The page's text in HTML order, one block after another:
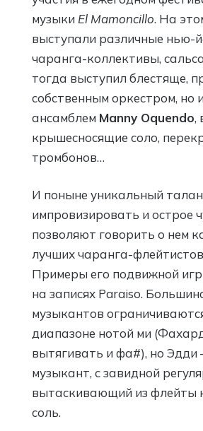
музыки El Mamoncillo. На
выступали различные нью-
чаранга-коллективы,
тогда выступил блестяще,
собственным оркестром, но
ансамблем Manny Oquendo,
крышесносящие соло,
тромбонов…
И поныне уникальный
импровизировать и острое
позволяют говорить о нем
лучших чаранга-
Примеры его подвижной
на записях Paraiso.
музыкантов
диапазоне нотой ми
вытягивать и фа#), но
музыкант, с завидной
вытаскивающий из флейты
соль.